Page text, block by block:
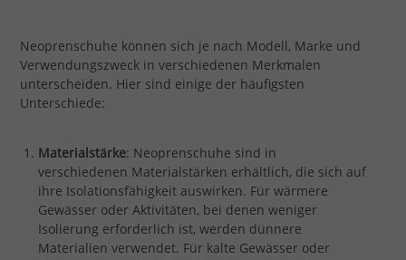
Neoprenschuhe können sich je nach Modell, Marke und
Verwendungszweck in verschiedenen Merkmalen
unterscheiden. Hier sind einige der häufigsten
Unterschiede:
Materialstärke: Neoprenschuhe sind in
verschiedenen Materialstärken erhältlich, die sich auf
ihre Isolationsfähigkeit auswirken. Für wärmere
Gewässer oder Aktivitäten, bei denen weniger
Isolierung erforderlich ist, werden dünnere
Materialien verwendet. Für kalte Gewässer oder